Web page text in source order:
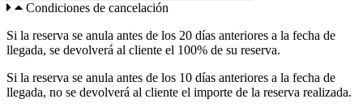
Condiciones de cancelación
Si la reserva se anula antes de los 20 días anteriores a la fecha de
llegada, se devolverá al cliente el 100% de su reserva.
Si la reserva se anula antes de los 10 días anteriores a la fecha de
llegada, no se devolverá al cliente el importe de la reserva realizada.